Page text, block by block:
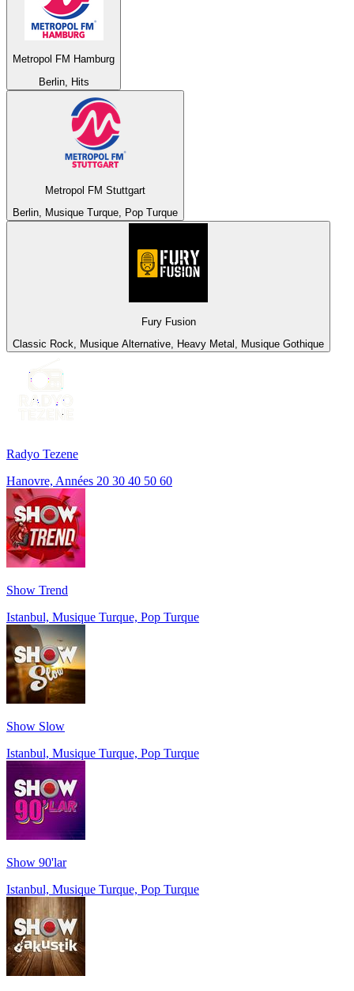
Metropol FM Hamburg
Berlin, Hits
Metropol FM Stuttgart
Berlin, Musique Turque, Pop Turque
Fury Fusion
Classic Rock, Musique Alternative, Heavy Metal, Musique Gothique
Radyo Tezene
Hanovre, Années 20 30 40 50 60
Show Trend
Istanbul, Musique Turque, Pop Turque
Show Slow
Istanbul, Musique Turque, Pop Turque
Show 90'lar
Istanbul, Musique Turque, Pop Turque